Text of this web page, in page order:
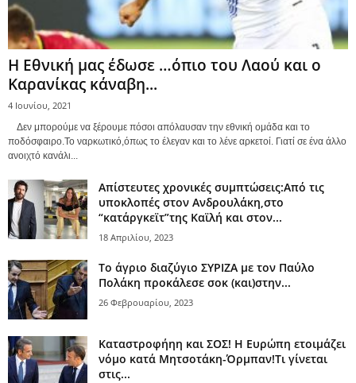
Η Εθνική μας έδωσε …όπιο του Λαού και ο
Καρανίκας κάναβη...
4 Ιουνίου, 2021
Δεν μπορούμε να ξέρουμε πόσοι απόλαυσαν την εθνική ομάδα και το
ποδόσφαιρο.Το ναρκωτικό,όπως το έλεγαν και το λένε αρκετοί. Γιατί σε ένα άλλο
ανοιχτό κανάλι...
Απίστευτες χρονικές συμπτώσεις:Από τις
υποκλοπές στον Ανδρουλάκη,στο
“κατάργκεϊτ”της Καϊλή και στον...
18 Απριλίου, 2023
Το άγριο διαζύγιο ΣΥΡΙΖΑ με τον Παύλο
Πολάκη προκάλεσε σοκ (και)στην...
26 Φεβρουαρίου, 2023
Καταστροφήηη και ΣΟΣ! Η Ευρώπη ετοιμάζει
νόμο κατά Μητσοτάκη-Όρμπαν!Τι γίνεται
στις...